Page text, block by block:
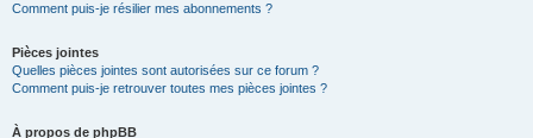
Comment puis-je résilier mes abonnements ?
Pièces jointes
Quelles pièces jointes sont autorisées sur ce forum ?
Comment puis-je retrouver toutes mes pièces jointes ?
À propos de phpBB